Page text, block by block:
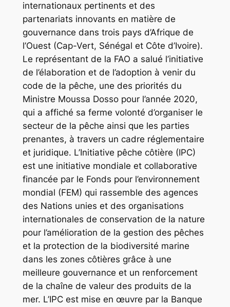
internationaux pertinents et des
partenariats innovants en matière de
gouvernance dans trois pays d’Afrique de
l’Ouest (Cap-Vert, Sénégal et Côte d’Ivoire).
Le représentant de la FAO a salué l’initiative
de l’élaboration et de l’adoption à venir du
code de la pêche, une des priorités du
Ministre Moussa Dosso pour l’année 2020,
qui a affiché sa ferme volonté d’organiser le
secteur de la pêche ainsi que les parties
prenantes, à travers un cadre réglementaire
et juridique. L’Initiative pêche côtière (IPC)
est une initiative mondiale et collaborative
financée par le Fonds pour l’environnement
mondial (FEM) qui rassemble des agences
des Nations unies et des organisations
internationales de conservation de la nature
pour l’amélioration de la gestion des pêches
et la protection de la biodiversité marine
dans les zones côtières grâce à une
meilleure gouvernance et un renforcement
de la chaîne de valeur des produits de la
mer. L’IPC est mise en œuvre par la Banque